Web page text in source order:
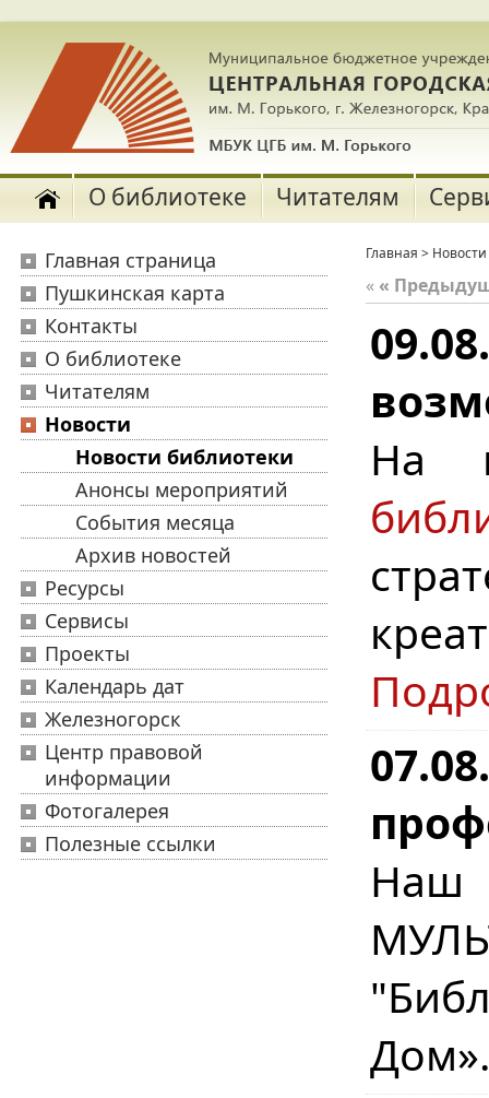
О библиотеке Читателям
Главная страница
Пушкинская карта
Контакты
О библиотеке
Читателям
Новости
Новости библиотеки
Анонсы мероприятий
События месяца
Архив новостей
Ресурсы
Сервисы
Проекты
Календарь дат
Железногорск
Центр правовой
информации
Фотогалерея
Полезные ссылки
Главная > Новости
« «
На
Наш